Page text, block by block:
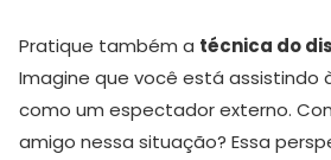
Pratique também a técnica do
Imagine que você está assistindo
como um espectador externo.
amigo nessa situação? Essa